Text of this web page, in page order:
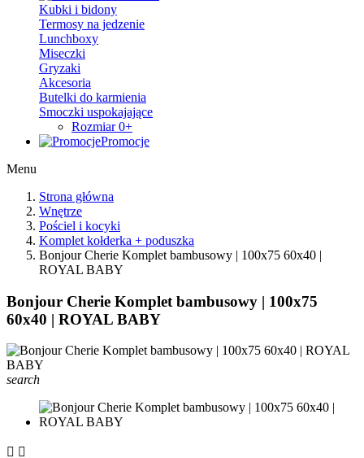
Kubki i bidony
Termosy na jedzenie
Lunchboxy
Miseczki
Gryzaki
Akcesoria
Butelki do karmienia
Smoczki uspokajające
Rozmiar 0+
Promocje
Menu
Strona główna
Wnętrze
Pościel i kocyki
Komplet kołderka + poduszka
Bonjour Cherie Komplet bambusowy | 100x75 60x40 |
ROYAL BABY
Bonjour Cherie Komplet bambusowy | 100x75
60x40 | ROYAL BABY
search
 